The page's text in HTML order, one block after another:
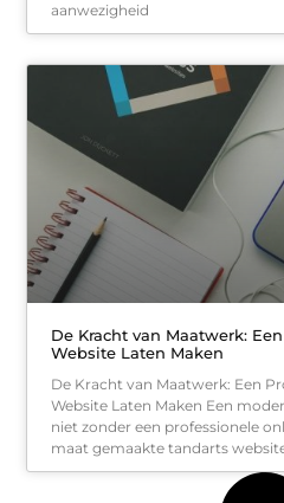
aanwezigheid
De Kracht van Maatwerk:
Website Laten Maken
De Kracht van Maatwerk: Een
Website Laten Maken Een
niet zonder een professionele
maat gemaakte tandarts